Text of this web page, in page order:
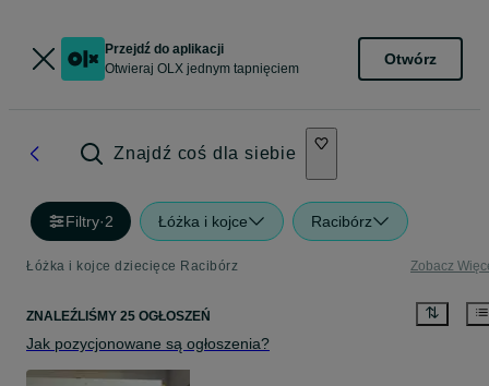
Przejdź do aplikacji
Otwieraj OLX jednym tapnięciem
Otwórz
Znajdź coś dla siebie
Filtry·2 Łóżka i kojce Racibórz
Łóżka i kojce dziecięce Racibórz Zobacz
ZNALEŹLIŚMY 25 OGŁOSZEŃ
Jak pozycjonowane są ogłoszenia?